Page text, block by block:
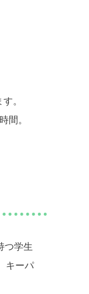
。
間。
つ学生
キーパ